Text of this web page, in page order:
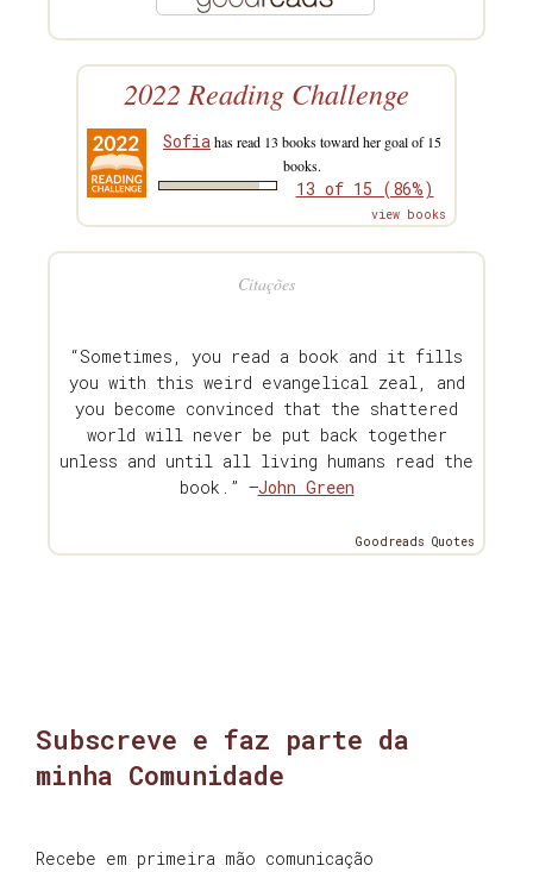
2022 Reading Challenge
Sofiahas read 13 books toward her goal of 15
books.
13 of 15 (86%)
view books
Citações
“Sometimes, you read a book and it fills
you with this weird evangelical zeal, and
you become convinced that the shattered
world will never be put back together
unless and until all living humans read the
book.” —John Green
Goodreads Quotes
Subscreve e faz parte da
minha Comunidade
Recebe em primeira mão comunicação